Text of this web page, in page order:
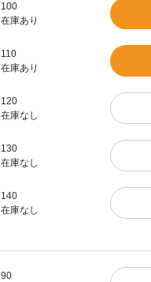
100
在庫あり
110
在庫あり
120
在庫なし
130
在庫なし
140
在庫なし
90